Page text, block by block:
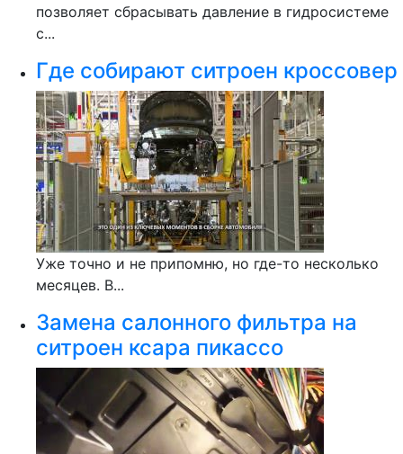
позволяет сбрасывать давление в гидросистеме
с...
Где собирают ситроен кроссовер
Уже точно и не припомню, но где-то несколько
месяцев. В...
Замена салонного фильтра на
ситроен ксара пикассо